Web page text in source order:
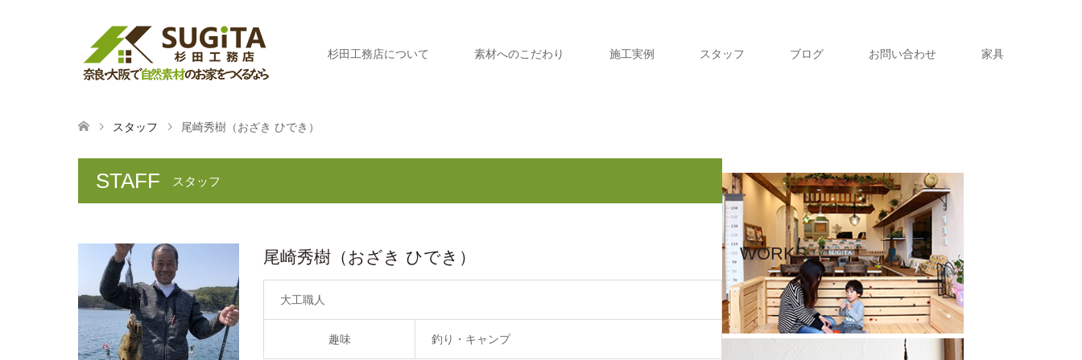
杉田工務店について 素材へのこだわり 施工実例 スタッフ ブログ お問い合わせ 家具
スタッフ 尾崎秀樹（おざき ひでき）
STAFF スタッフ
尾崎秀樹（おざき ひでき）
大工職人
趣味 釣り・キャンプ
WORKS